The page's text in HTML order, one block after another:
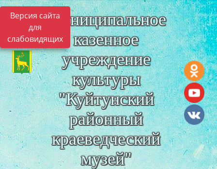
Версия сайта
для
слабовидящих
Муниципальное
казенное
учреждение
культуры
"Куйтунский
районный
краеведческий
музей"